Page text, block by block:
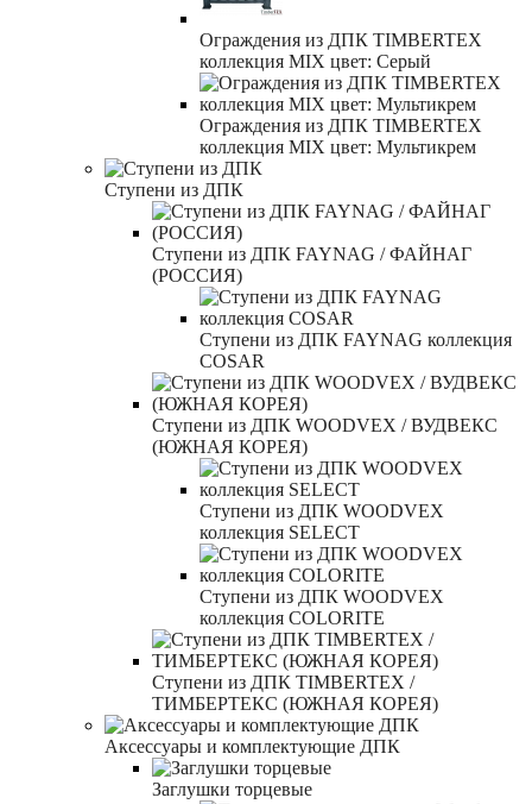
Ограждения из ДПК TIMBERTEX
коллекция MIX цвет: Серый
Ограждения из ДПК TIMBERTEX
коллекция MIX цвет: Мультикрем
Ступени из ДПК
Ступени из ДПК FAYNAG / ФАЙНАГ
(РОССИЯ)
Ступени из ДПК FAYNAG коллекция
COSAR
Ступени из ДПК WOODVEX / ВУДВЕКС
(ЮЖНАЯ КОРЕЯ)
Ступени из ДПК WOODVEX
коллекция SELECT
Ступени из ДПК WOODVEX
коллекция COLORITE
Ступени из ДПК TIMBERTEX /
ТИМБЕРТЕКС (ЮЖНАЯ КОРЕЯ)
Аксессуары и комплектующие ДПК
Заглушки торцевые